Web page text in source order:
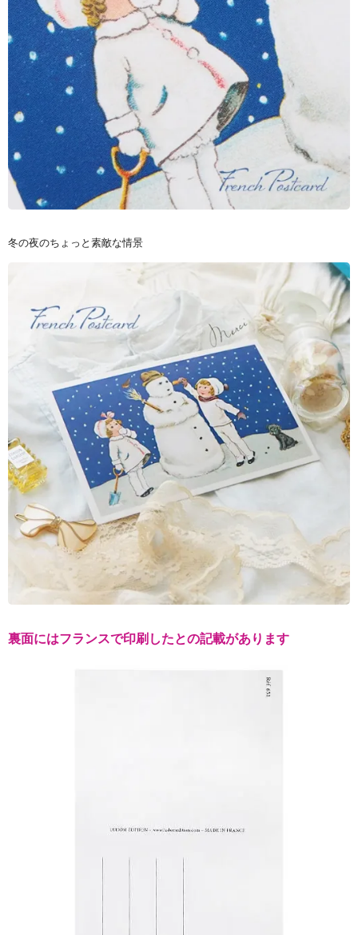
冬の夜のちょっと素敵な情景
裏面にはフランスで印刷したとの記載があります